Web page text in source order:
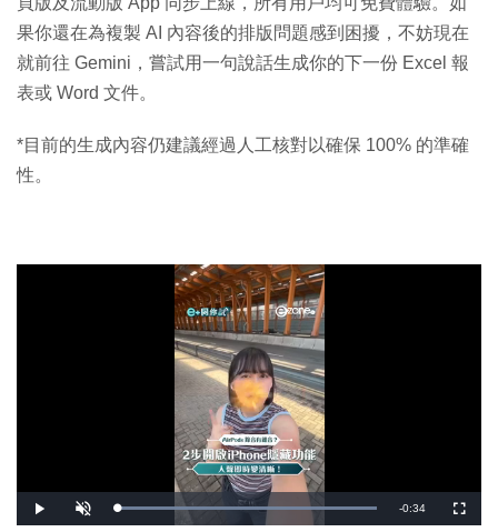
果你還在為複製 AI 內容後的排版問題感到困擾，不妨現在
就前往 Gemini，嘗試用一句說話生成你的下一份 Excel 報
表或 Word 文件。
*目前的生成內容仍建議經過人工核對以確保 100% 的準確
性。
播
放
開
啟
載
入
剩
-0:34
全
螢